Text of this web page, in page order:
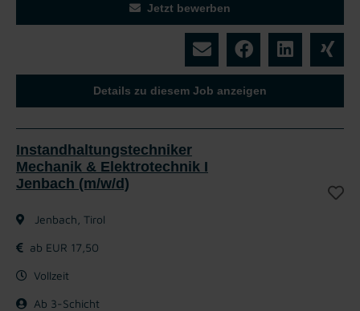
Jetzt bewerben
Details zu diesem Job anzeigen
Instandhaltungstechniker
Mechanik & Elektrotechnik I
Jenbach (m/w/d)
Jenbach, Tirol
ab EUR 17,50
Vollzeit
Ab 3-Schicht